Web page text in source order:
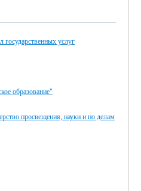
государственных услуг
образование"
просвещения, науки и по делам